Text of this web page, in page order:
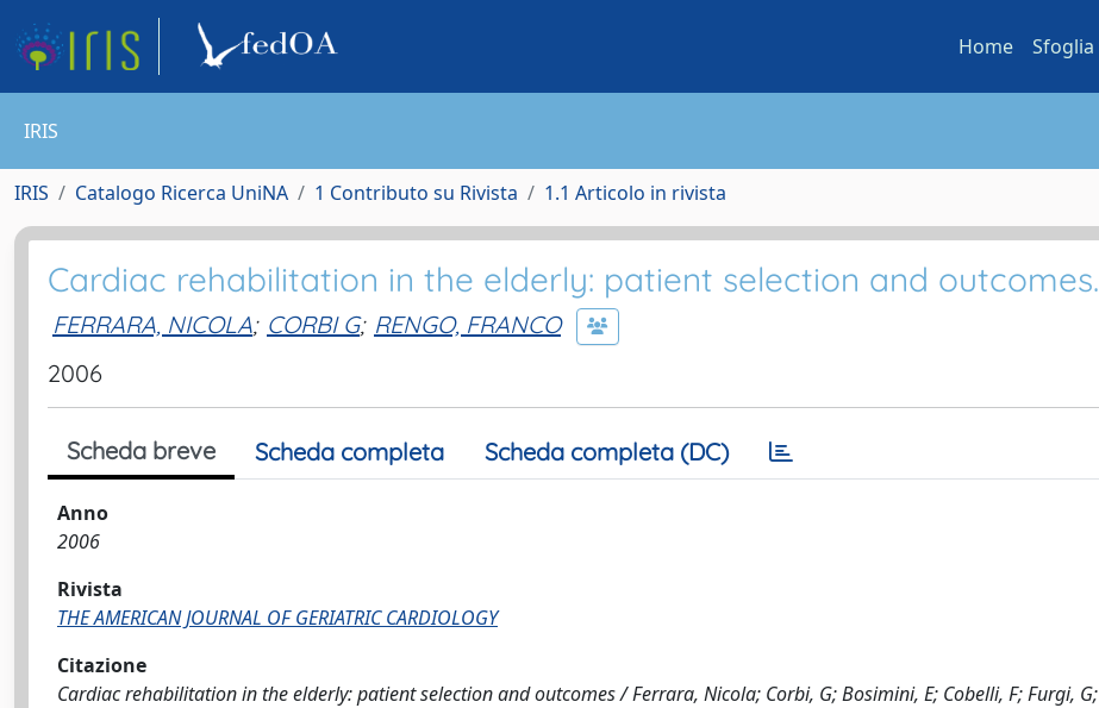
Home Sfoglia
IRIS
IRIS Catalogo Ricerca UniNA 1 Contributo su Rivista 1.1 Articolo in rivista
Cardiac rehabilitation in the elderly: patient selection and outcomes.
FERRARA, NICOLA; CORBI G; RENGO, FRANCO
2006
Scheda breve Scheda completa Scheda completa (DC)
Anno
2006
Rivista
THE AMERICAN JOURNAL OF GERIATRIC CARDIOLOGY
Citazione
Cardiac rehabilitation in the elderly: patient selection and outcomes / Ferrara, Nicola; Corbi, G; Bosimini, E; Cobelli, F; Furgi, G;